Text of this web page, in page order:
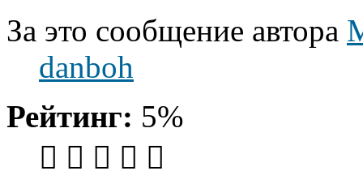
За это сообщение автора
danboh
Рейтинг: 5%